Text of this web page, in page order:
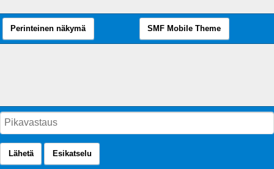
Lähetä Esikatselu
Perinteinen näkymä SMF Mobile Theme